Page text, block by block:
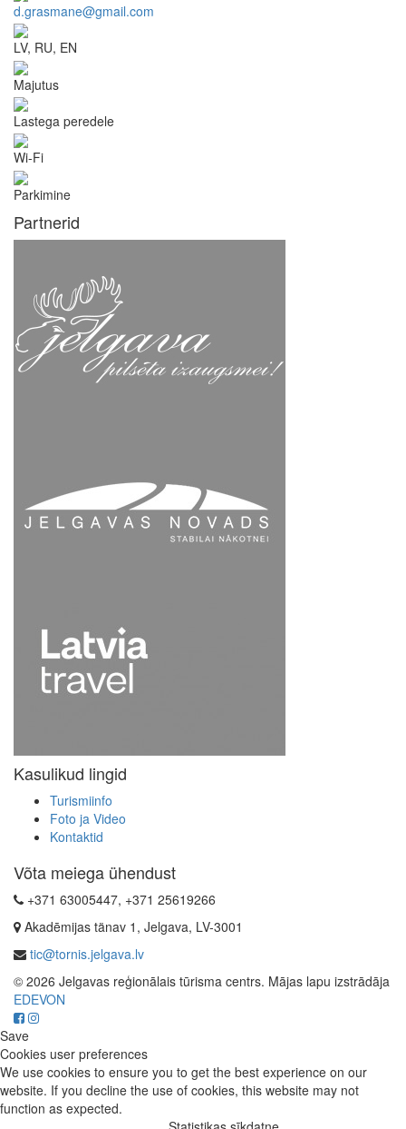
d.grasmane@gmail.com
LV, RU, EN
Majutus
Lastega peredele
Wi-Fi
Parkimine
Partnerid
Kasulikud lingid
Turismiinfo
Foto ja Video
Kontaktid
Võta meiega ühendust
+371 63005447, +371 25619266
Akadēmijas tänav 1, Jelgava, LV-3001
tic@tornis.jelgava.lv
© 2026 Jelgavas reģionālais tūrisma centrs. Mājas lapu izstrādāja
EDEVON
Save
Cookies user preferences
We use cookies to ensure you to get the best experience on our
website. If you decline the use of cookies, this website may not
function as expected.